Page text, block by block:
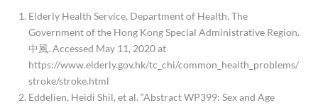
Elderly Health Service, Department of Health, The
Government of the Hong Kong Special Administrative Region.
中風. Accessed May 11, 2020 at
https://www.elderly.gov.hk/tc_chi/common_health_problems/
stroke/stroke.html
Eddelien, Heidi Shil, et al. “Abstract WP399: Sex and Age